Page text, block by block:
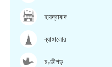
হায়দ্রাবাদ
ব্যাঙ্গালোর
চণ্ডীগড়